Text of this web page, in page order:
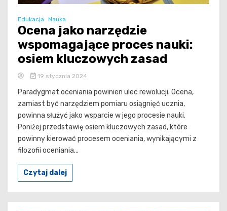
Edukacja Nauka
Ocena jako narzędzie
wspomagające proces nauki:
osiem kluczowych zasad
19 stycznia 2024
Paradygmat oceniania powinien ulec rewolucji. Ocena,
zamiast być narzędziem pomiaru osiągnięć ucznia,
powinna służyć jako wsparcie w jego procesie nauki.
Poniżej przedstawię osiem kluczowych zasad, które
powinny kierować procesem oceniania, wynikającymi z
filozofii oceniania...
Czytaj dalej